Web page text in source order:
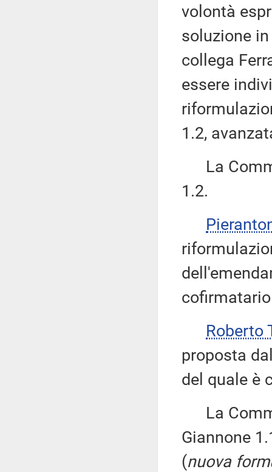
volontà
soluzione
collega
essere
1.2,
La
1.2.
Roberto
proposta
del quale è
La
Giannone
(nuova